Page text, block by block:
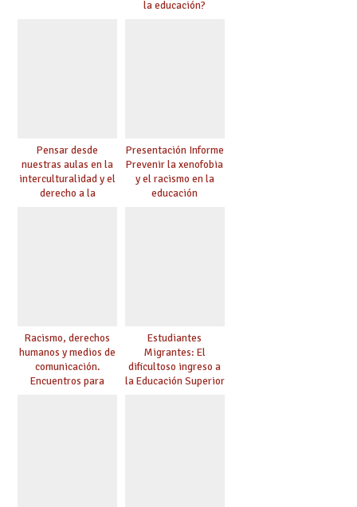
la educación?
Pensar desde
nuestras aulas en la
interculturalidad y el
derecho a la
Presentación Informe
Prevenir la xenofobia
y el racismo en la
educación
Racismo, derechos
humanos y medios de
comunicación.
Encuentros para
Estudiantes
Migrantes: El
dificultoso ingreso a
la Educación Superior